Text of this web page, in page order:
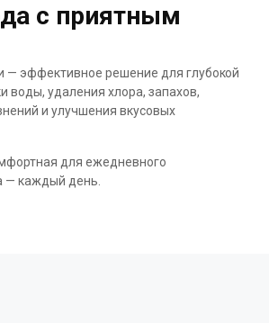
с приятным
— эффективное решение для глубокой
воды, удаления хлора, запахов,
и улучшения вкусовых
для ежедневного
— каждый день.